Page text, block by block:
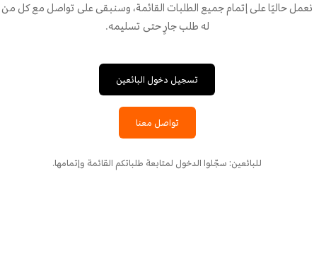
نعمل حاليًا على إتمام جميع الطلبات القائمة، وسنبقى على تواصل مع كل من
له طلب جارٍ حتى تسليمه.
تسجيل دخول البائعين
تواصل معنا
للبائعين: سجّلوا الدخول لمتابعة طلباتكم القائمة وإتمامها.